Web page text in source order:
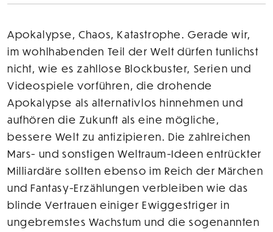
Apokalypse, Chaos, Katastrophe. Gerade wir,
im wohlhabenden Teil der Welt dürfen tunlichst
nicht, wie es zahllose Blockbuster, Serien und
Videospiele vorführen, die drohende
Apokalypse als alternativlos hinnehmen und
aufhören die Zukunft als eine mögliche,
bessere Welt zu antizipieren. Die zahlreichen
Mars- und sonstigen Weltraum-Ideen entrückter
Milliardäre sollten ebenso im Reich der Märchen
und Fantasy-Erzählungen verbleiben wie das
blinde Vertrauen einiger Ewiggestriger in
ungebremstes Wachstum und die sogenannten